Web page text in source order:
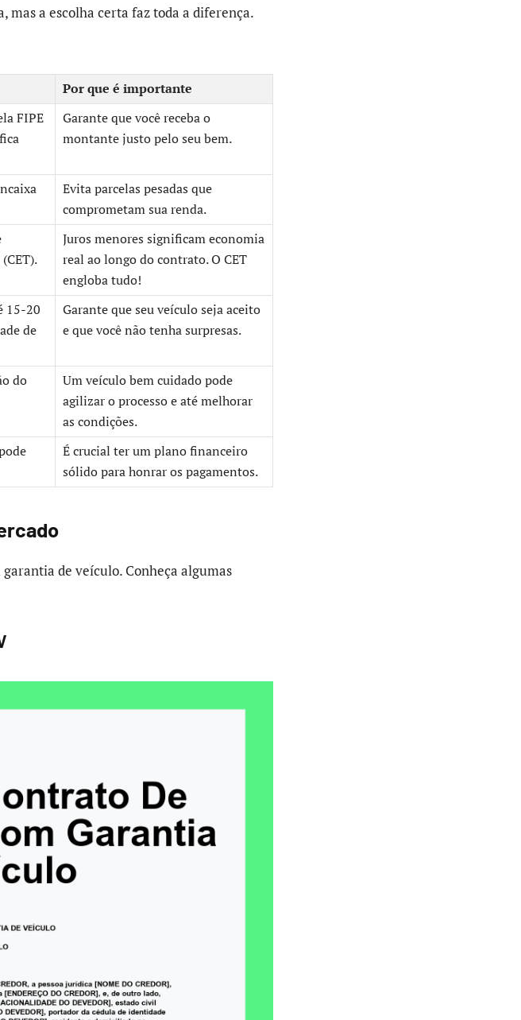
mas a escolha certa faz toda a diferença.
Por que é importante
FIPE
Garante que você receba o
montante justo pelo seu bem.
Evita parcelas pesadas que
comprometam sua renda.
Juros menores significam economia
real ao longo do contrato. O CET
engloba tudo!
15-20
de
Garante que seu veículo seja aceito
e que você não tenha surpresas.
do
Um veículo bem cuidado pode
agilizar o processo e até melhorar
as condições.
É crucial ter um plano financeiro
sólido para honrar os pagamentos.
de veículo. Conheça algumas